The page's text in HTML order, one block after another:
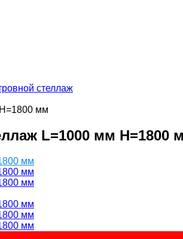
стеллаж
мм
L=1000 мм H=1800